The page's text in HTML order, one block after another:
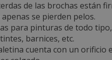
de las brochas están
se pierden pelos.
para pinturas de todo
barnices, etc.
cuenta con un orificio